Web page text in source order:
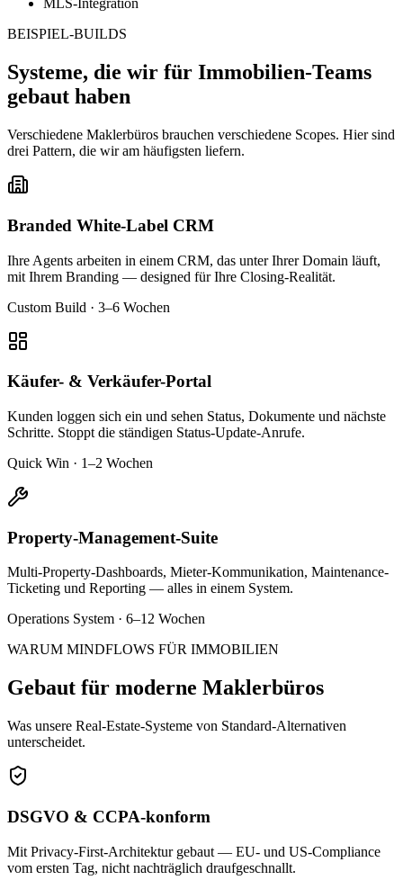
MLS-Integration
BEISPIEL-BUILDS
Systeme, die wir für Immobilien-Teams
gebaut haben
Verschiedene Maklerbüros brauchen verschiedene Scopes. Hier sind
drei Pattern, die wir am häufigsten liefern.
Branded White-Label CRM
Ihre Agents arbeiten in einem CRM, das unter Ihrer Domain läuft,
mit Ihrem Branding — designed für Ihre Closing-Realität.
Custom Build · 3–6 Wochen
Käufer- & Verkäufer-Portal
Kunden loggen sich ein und sehen Status, Dokumente und nächste
Schritte. Stoppt die ständigen Status-Update-Anrufe.
Quick Win · 1–2 Wochen
Property-Management-Suite
Multi-Property-Dashboards, Mieter-Kommunikation, Maintenance-
Ticketing und Reporting — alles in einem System.
Operations System · 6–12 Wochen
WARUM MINDFLOWS FÜR IMMOBILIEN
Gebaut für moderne Maklerbüros
Was unsere Real-Estate-Systeme von Standard-Alternativen
unterscheidet.
DSGVO & CCPA-konform
Mit Privacy-First-Architektur gebaut — EU- und US-Compliance
vom ersten Tag, nicht nachträglich draufgeschnallt.